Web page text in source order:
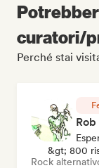
curatori/
Perché stai
&gt; 800
Rock